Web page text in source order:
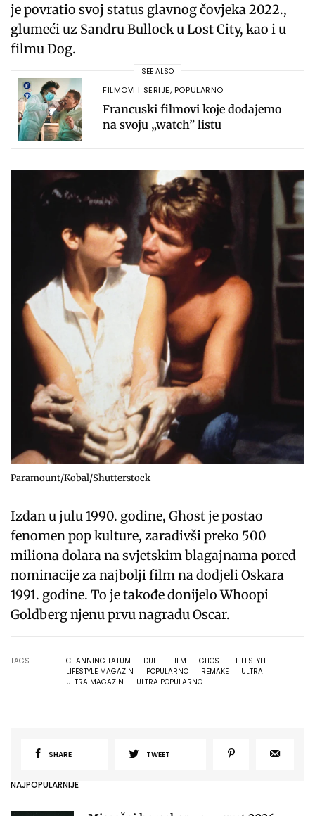
je povratio svoj status glavnog čovjeka 2022.,
glumeći uz Sandru Bullock u Lost City, kao i u
filmu Dog.
SEE ALSO
FILMOVI I SERIJE, POPULARNO
Francuski filmovi koje dodajemo
na svoju „watch” listu
Paramount/Kobal/Shutterstock
Izdan u julu 1990. godine, Ghost je postao
fenomen pop kulture, zaradivši preko 500
miliona dolara na svjetskim blagajnama pored
nominacije za najbolji film na dodjeli Oskara
1991. godine. To je takođe donijelo Whoopi
Goldberg njenu prvu nagradu Oscar.
TAGS CHANNING TATUM DUH FILM GHOST
LIFESTYLE
LIFESTYLE MAGAZIN
POPULARNO REMAKE
ULTRA
ULTRA MAGAZIN
ULTRA POPULARNO
SHARE TWEET
NAJPOPULARNIJE